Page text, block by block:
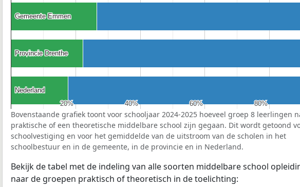
20%
20% 40%
40% 60%
60% 80%
80%
Gemeente Emmen
Gemeente Emmen
Provincie Drenthe
Provincie Drenthe
Nederland
Nederland
Bovenstaande grafiek toont voor schooljaar 2024-2025 hoeveel groep 8 leerlingen
praktische of een theoretische middelbare school zijn gegaan. Dit wordt getoond
schoolvestiging en voor het gemiddelde van de uitstroom van de scholen in het
schoolbestuur en in de gemeente, in de provincie en in Nederland.
Bekijk de tabel met de indeling van alle soorten middelbare school
naar de groepen praktisch of theoretisch in de toelichting: